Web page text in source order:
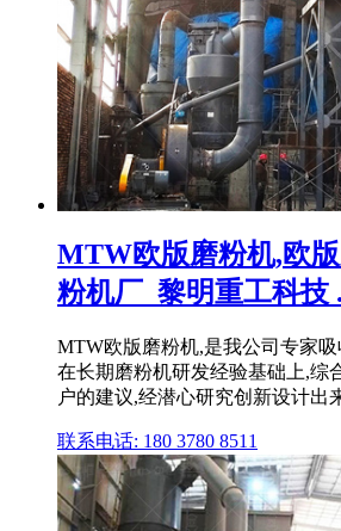
MTW欧版磨粉机,欧
粉机厂_黎明重工科技
MTW欧版磨粉机,是我公司专家
在长期磨粉机研发经验基础上,综
户的建议,经潜心研究创新设计出
联系电话: 180 3780 8511